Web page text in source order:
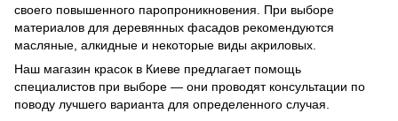
своего повышенного паропроникновения. При выборе
материалов для деревянных фасадов рекомендуются
масляные, алкидные и некоторые виды акриловых.
Наш магазин красок в Киеве предлагает помощь
специалистов при выборе — они проводят консультации по
поводу лучшего варианта для определенного случая.